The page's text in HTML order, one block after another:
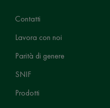
Contatti
Lavora con noi
Parità di genere
SNIF
Prodotti